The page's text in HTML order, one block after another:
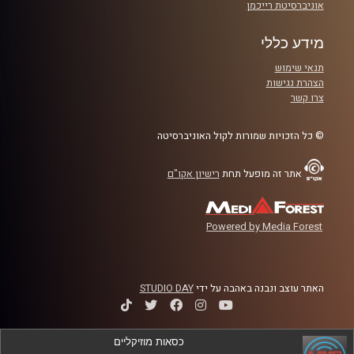
אוניברסיטת רייכמן
מידע כללי
תנאי שימוש
הצהרת נגישות
צרו קשר
© כל הזכויות שמורות לקול האוניברסיטה
אתר זה מופעל תחת רישיון אקו"ם
Powered by Media Forest
האתר עוצב ונבנה באהבה על ידיSTUDIO DAY
כסאות מוזיקליים